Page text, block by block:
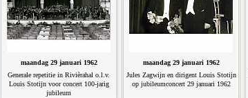
maandag 29 januari 1962
Generale repetitie in Rivièrahal o.l.v.
Louis Stotijn voor concert 100-jarig
jubileum
maandag 29 januari 1962
Jules Zagwijn en dirigent Louis Stotijn
op jubileumconcert 29 januari 1962